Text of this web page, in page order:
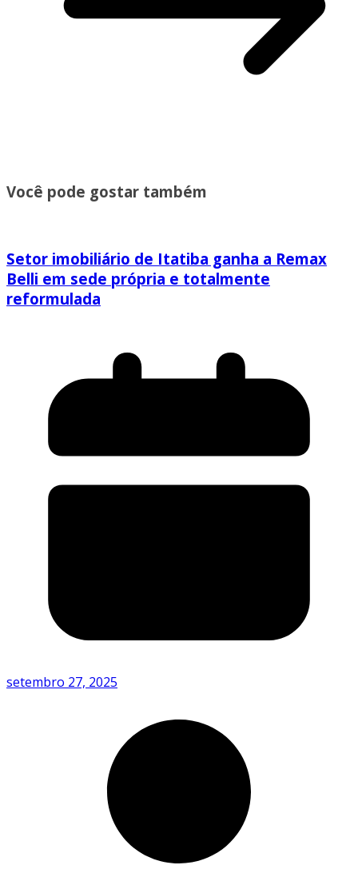
Você pode gostar também
Setor imobiliário de Itatiba ganha a Remax
Belli em sede própria e totalmente
reformulada
setembro 27, 2025